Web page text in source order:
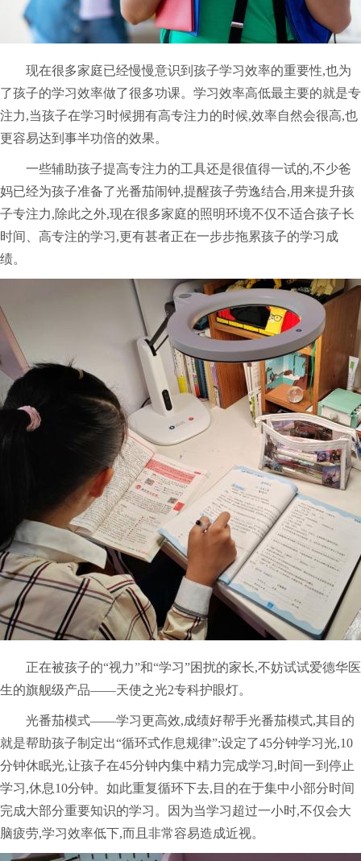
现在很多家庭已经慢慢意识到孩子学习效率的重要性,也为
了孩子的学习效率做了很多功课。学习效率高低最主要的就是专
注力,当孩子在学习时候拥有高专注力的时候,效率自然会很高,也
更容易达到事半功倍的效果。
一些辅助孩子提高专注力的工具还是很值得一试的,不少爸
妈已经为孩子准备了光番茄闹钟,提醒孩子劳逸结合,用来提升孩
子专注力,除此之外,现在很多家庭的照明环境不仅不适合孩子长
时间、高专注的学习,更有甚者正在一步步拖累孩子的学习成
绩。
正在被孩子的“视力”和“学习”困扰的家长,不妨试试爱德华医
生的旗舰级产品——天使之光2专科护眼灯。
光番茄模式——学习更高效,成绩好帮手光番茄模式,其目的
就是帮助孩子制定出“循环式作息规律”:设定了45分钟学习光,10
分钟休眠光,让孩子在45分钟内集中精力完成学习,时间一到停止
学习,休息10分钟。如此重复循环下去,目的在于集中小部分时间
完成大部分重要知识的学习。因为当学习超过一小时,不仅会大
脑疲劳,学习效率低下,而且非常容易造成近视。